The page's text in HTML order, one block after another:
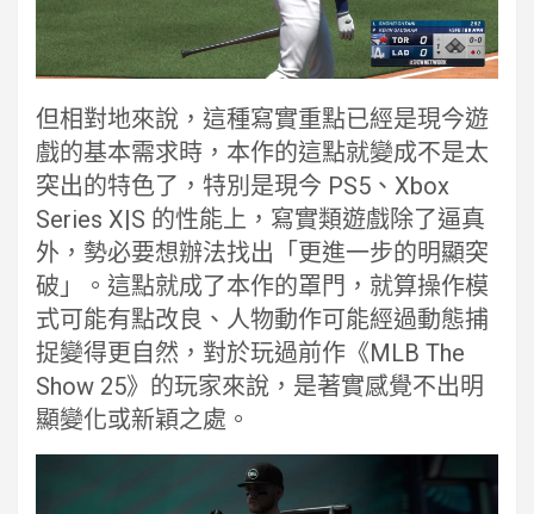
但相對地來說，這種寫實重點已經是現今遊
戲的基本需求時，本作的這點就變成不是太
突出的特色了，特別是現今 PS5、Xbox
Series X|S 的性能上，寫實類遊戲除了逼真
外，勢必要想辦法找出「更進一步的明顯突
破」。這點就成了本作的罩門，就算操作模
式可能有點改良、人物動作可能經過動態捕
捉變得更自然，對於玩過前作《MLB The
Show 25》的玩家來說，是著實感覺不出明
顯變化或新穎之處。